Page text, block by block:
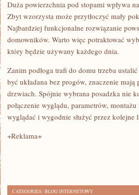
Duża powierzchnia pod stopami wpływa
Zbyt wzorzysta może przytłoczyć mały
Najbardziej funkcjonalne rozwiązanie
domowników. Warto więc potraktować
który będzie używany każdego dnia.
Zanim podłoga trafi do domu trzeba
być układana bez progów, znaczenie
drzwiach. Spójnie wybrana posadzka nie
połączenie wyglądu, parametrów,
wyglądać i wygodnie służyć przez kolejne
+Reklama+
CATEGORIES: BLOG INTERNETOWY